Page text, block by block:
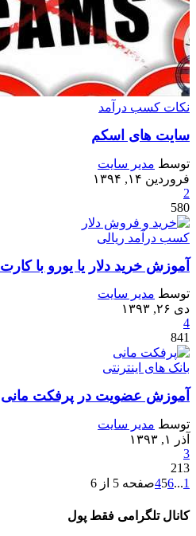
نکات کسب درآمد
سایت های اسکم
توسط مدیر سایت
فروردین ۱۴, ۱۳۹۴
2
580
کسب درآمد ریالی
آموزش خرید دلار یا یورو با
توسط مدیر سایت
دی ۲۶, ۱۳۹۳
4
841
بانک های اینترنتی
آموزش عضویت در پرفکت مانی
توسط مدیر سایت
آذر ۱, ۱۳۹۳
3
213
1
...
456 صفحه 5 از 6
کانال تلگرامی فقط پول